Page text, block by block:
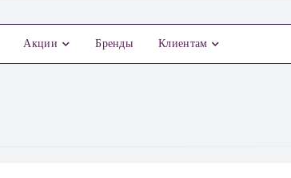
Акции Бренды Клиентам